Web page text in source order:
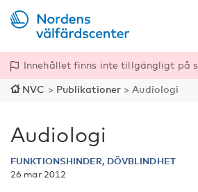
Innehållet finns inte tillgängligt på
NVC > Publikationer >Audiologi
Audiologi
FUNKTIONSHINDER, DÖVBLINDHET
26 mar 2012